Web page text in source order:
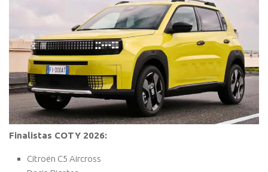
Finalistas COTY 2026:
Citroën C5 Aircross